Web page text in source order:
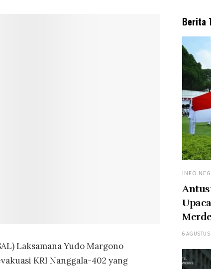
Laksamana Yudo Margono
KRI Nanggala-402 yang
Berita
INFO
6 AGUSTUS